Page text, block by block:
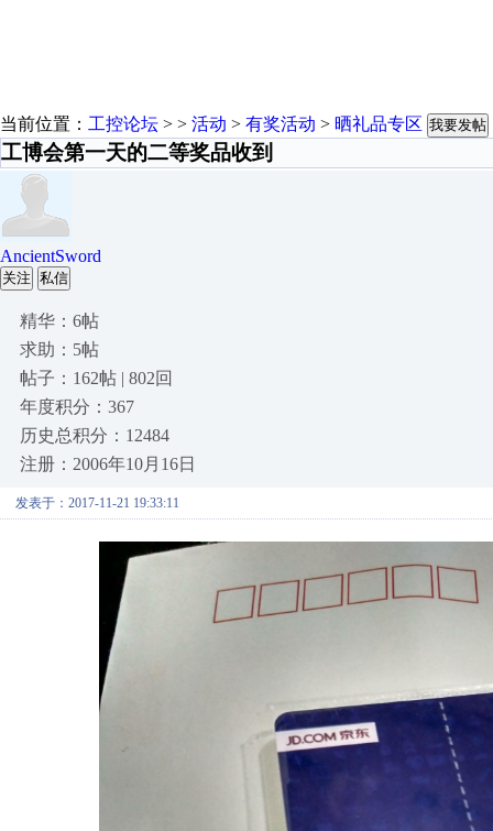
当前位置： 工控论坛 > > 活动 > 有奖活动 > 晒礼品专区 我要发帖
工博会第一天的二等奖品收到
AncientSword
关注 私信
精华：6帖
求助：5帖
帖子：162帖 | 802回
年度积分：367
历史总积分：12484
注册：2006年10月16日
发表于：2017-11-21 19:33:11